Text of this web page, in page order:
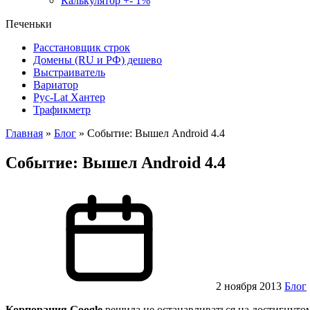
Печеньки
Расстановщик строк
Домены (RU и РФ) дешево
Выстраиватель
Вариатор
Рус-Lat Хантер
Трафикметр
Главная » Блог » Событие: Вышел Android 4.4
Событие: Вышел Android 4.4
2 ноября 2013 Блог